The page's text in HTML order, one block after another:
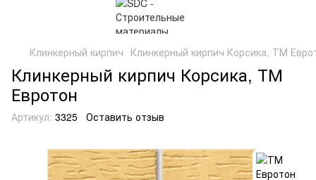
Клинкерный кирпич Клинкерный кирпич Корсика, ТМ
Клинкерный кирпич Корсика, ТМ
Евротон
Артикул: 3325 Оставить отзыв